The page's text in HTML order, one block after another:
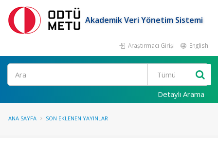
Akademik Veri Yönetim Sistemi
Araştırmacı Girişi English
Ara
Detaylı Arama
ANA SAYFA SON EKLENEN YAYINLAR